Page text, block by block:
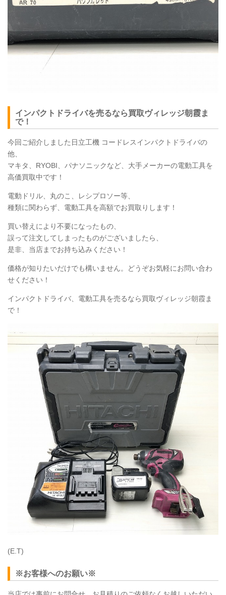
インパクトドライバを売るなら買取ヴィレッジ朝霞ま
で！
今回ご紹介しました日立工機 コードレスインパクトドライバの
他、
マキタ、RYOBI、パナソニックなど、大手メーカーの電動工具を
高価買取中です！
電動ドリル、丸のこ、レシプロソー等、
種類に関わらず、電動工具を高額でお買取りします！
買い替えにより不要になったもの、
誤って注文してしまったものがございましたら、
是非、当店までお持ち込みください！
価格が知りたいだけでも構いません。どうぞお気軽にお問い合わ
せください！
インパクトドライバ、電動工具を売るなら買取ヴィレッジ朝霞ま
で！
(E.T)
※お客様へのお願い※